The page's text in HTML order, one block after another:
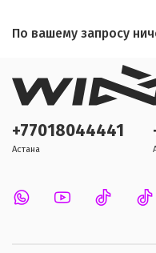
По вашему запросу
+77018044441
Астана